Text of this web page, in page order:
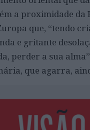
a proximidade
que, “tendo
e gritante
perder a sua
que agarra,